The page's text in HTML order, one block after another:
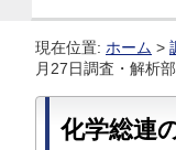
現在位置: ホーム >
月27日調査・解析部
化学総連